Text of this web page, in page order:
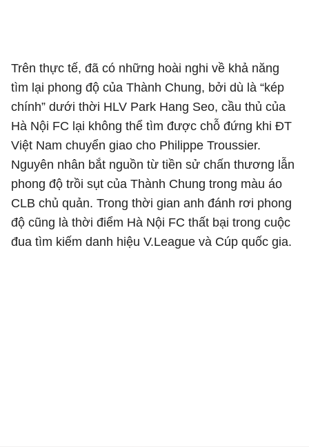
Trên thực tế, đã có những hoài nghi về khả năng
tìm lại phong độ của Thành Chung, bởi dù là “kép
chính” dưới thời HLV Park Hang Seo, cầu thủ của
Hà Nội FC lại không thể tìm được chỗ đứng khi ĐT
Việt Nam chuyển giao cho Philippe Troussier.
Nguyên nhân bắt nguồn từ tiền sử chấn thương lẫn
phong độ trồi sụt của Thành Chung trong màu áo
CLB chủ quản. Trong thời gian anh đánh rơi phong
độ cũng là thời điểm Hà Nội FC thất bại trong cuộc
đua tìm kiếm danh hiệu V.League và Cúp quốc gia.